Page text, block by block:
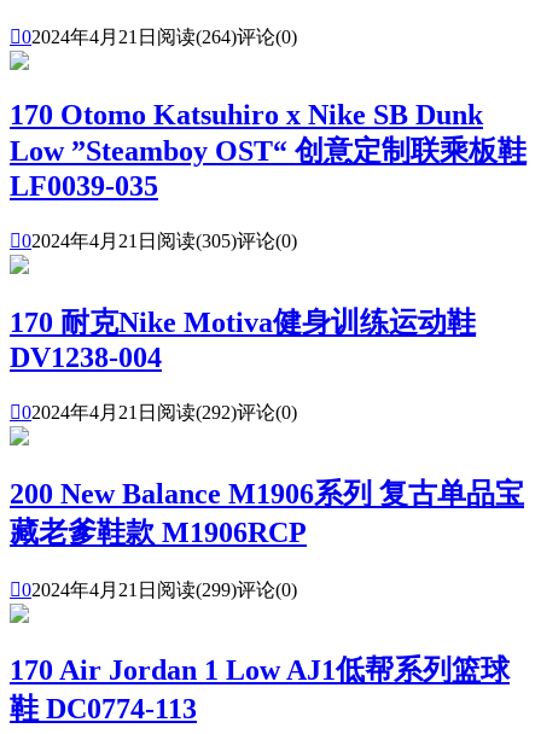
02024年4月21日 阅读(264)评论(0)
170 Otomo Katsuhiro x Nike SB Dunk
Low ”Steamboy OST“ 创意定制联乘板鞋
LF0039-035
02024年4月21日 阅读(305)评论(0)
170 耐克Nike Motiva健身训练运动鞋
DV1238-004
02024年4月21日 阅读(292)评论(0)
200 New Balance M1906系列 复古单品宝
藏老爹鞋款 M1906RCP
02024年4月21日 阅读(299)评论(0)
170 Air Jordan 1 Low AJ1低帮系列篮球
鞋 DC0774-113